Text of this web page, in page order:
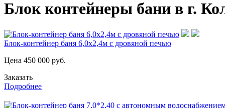
Блок контейнеры бани в г.
Блок-контейнер баня 6,0х2,4м с дровяной печью
Цена 450 000 руб.
Заказать
Подробнее